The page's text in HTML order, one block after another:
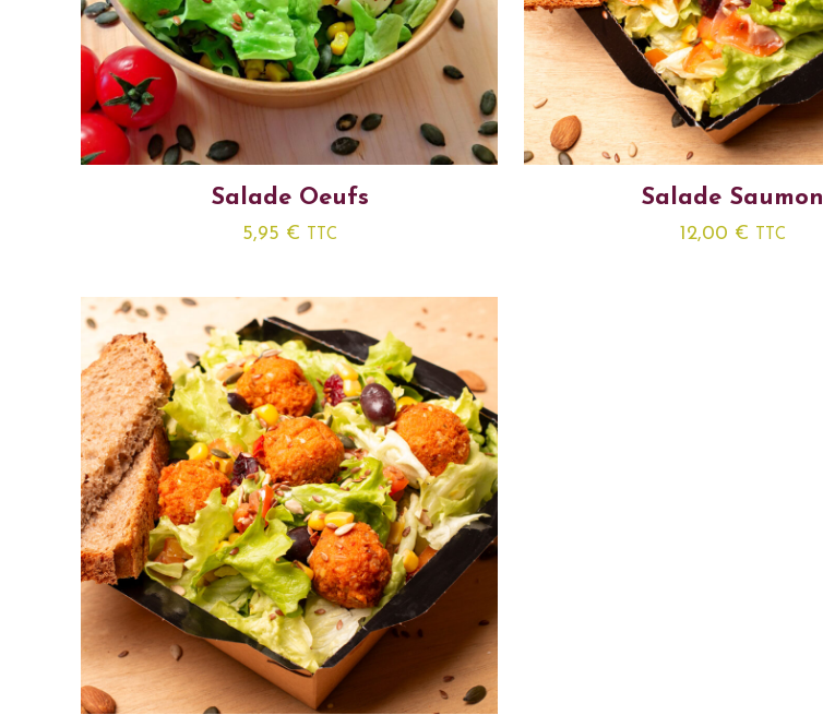
Salade Oeufs
5,95 € TTC
Salade Saumon
12,00 € TTC